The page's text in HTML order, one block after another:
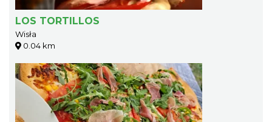
LOS TORTILLOS
Wisła
0.04 km